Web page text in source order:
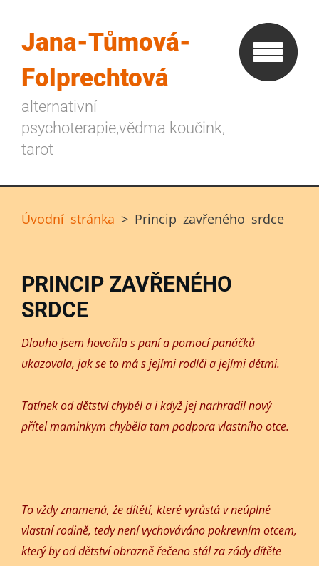
Jana-Tůmová-
Folprechtová
alternativní
psychoterapie,vědma koučink,
tarot
Úvodní stránka > Princip zavřeného srdce
PRINCIP ZAVŘENÉHO
SRDCE
Dlouho jsem hovořila s paní a pomocí panáčků
ukazovala, jak se to má s jejími rodíči a jejími dětmi.
Tatínek od dětství chyběl a i když jej narhradil nový
přítel maminkym chyběla tam podpora vlastního otce.
To vždy znamená, že dítětí, které vyrůstá v neúplné
vlastní rodině, tedy není vychováváno pokrevním otcem,
který by od dětství obrazně řečeno stál za zády dítěte